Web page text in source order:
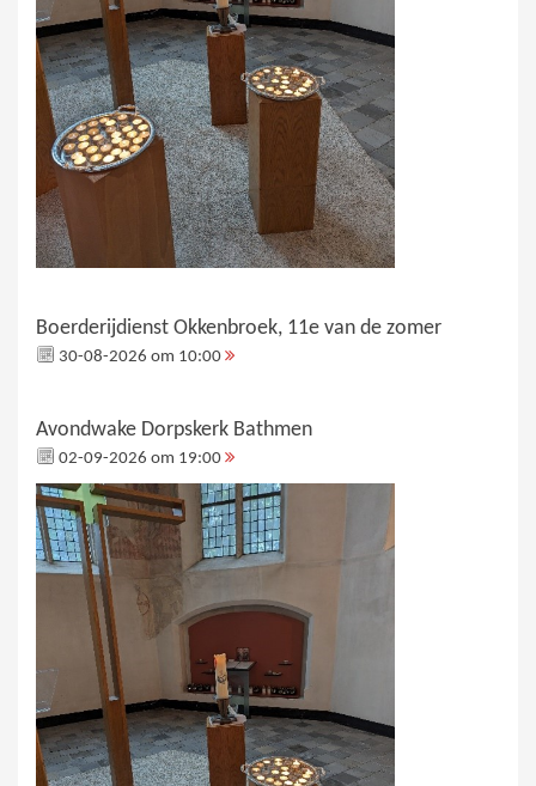
Boerderijdienst Okkenbroek, 11e van de zomer
30-08-2026 om 10:00
Avondwake Dorpskerk Bathmen
02-09-2026 om 19:00